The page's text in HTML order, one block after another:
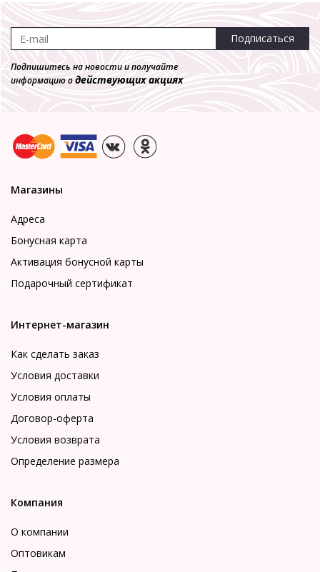
Подписаться
Подпишитесь на новости и получайте
информацию одействующих акциях
Магазины
Адреса
Бонусная карта
Активация бонусной карты
Подарочный сертификат
Интернет-магазин
Как сделать заказ
Условия доставки
Условия оплаты
Договор-оферта
Условия возврата
Определение размера
Компания
О компании
Оптовикам